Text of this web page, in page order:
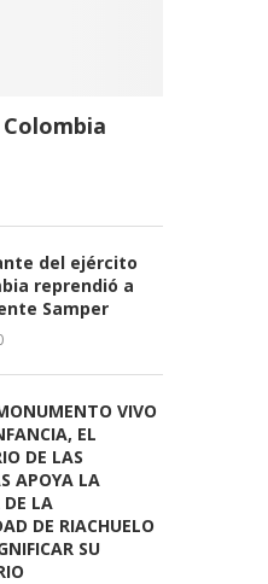
del ejército
reprendió a
Samper
VIVO
EL
DE LAS
APOYA LA
LA
DE RIACHUELO
SU